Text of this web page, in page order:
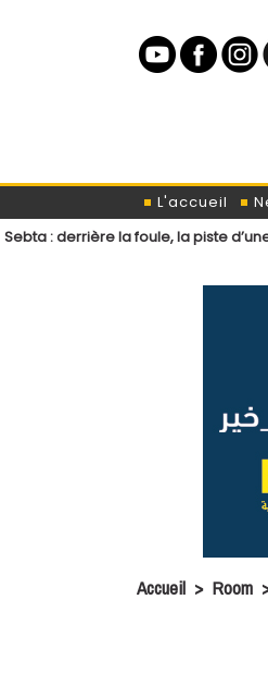
L'accueil
la piste d’une manipulation
Accueil > Room